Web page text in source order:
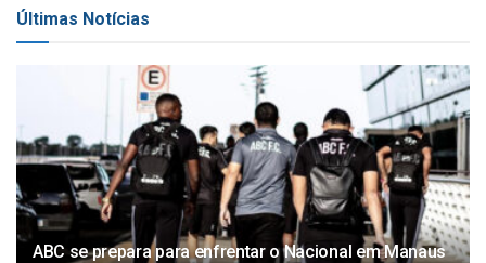
Últimas Notícias
ABC se prepara para enfrentar o Nacional em Manaus